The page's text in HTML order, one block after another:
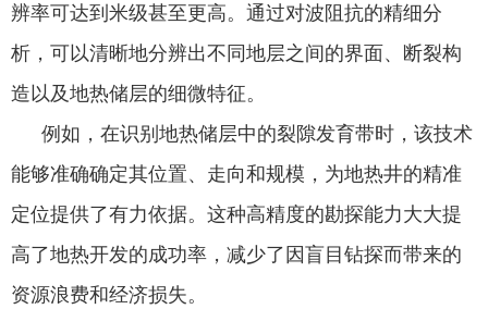
辨率可达到米级甚至更高。通过对波阻抗的精细分
析，可以清晰地分辨出不同地层之间的界面、断裂构
造以及地热储层的细微特征。
例如，在识别地热储层中的裂隙发育带时，该技术
能够准确确定其位置、走向和规模，为地热井的精准
定位提供了有力依据。这种高精度的勘探能力大大提
高了地热开发的成功率，减少了因盲目钻探而带来的
资源浪费和经济损失。